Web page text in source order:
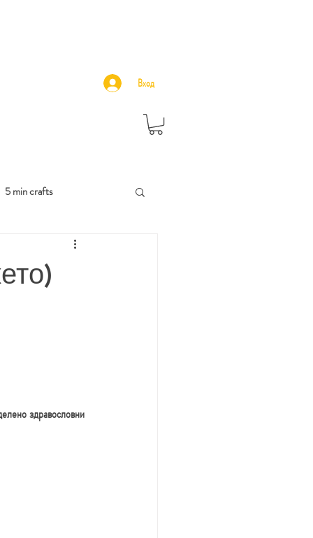
Вход
5 min crafts
здравословни